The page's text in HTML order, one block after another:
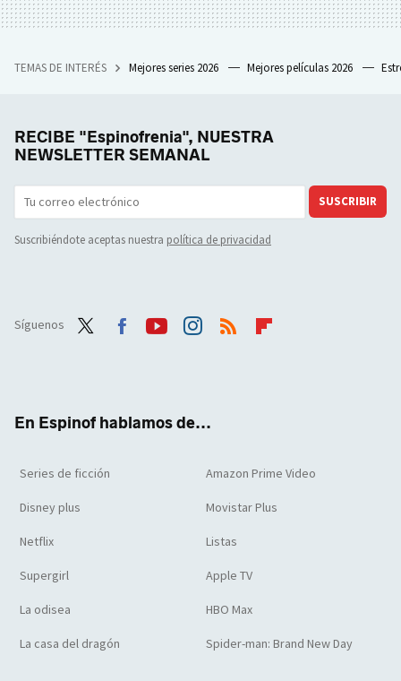
TEMAS DE INTERÉS Mejores series 2026 Mejores películas 2026
RECIBE "Espinofrenia", NUESTRA
NEWSLETTER SEMANAL
SUSCRIBIR
Suscribiéndote aceptas nuestra política de privacidad
Síguenos
En Espinof hablamos de...
Series de ficción Amazon Prime Video
Disney plus Movistar Plus
Netflix Listas
Supergirl Apple TV
La odisea HBO Max
La casa del dragón Spider-man: Brand New Day